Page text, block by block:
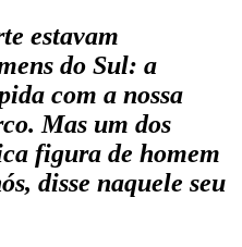
estavam
do Sul: a
com a nossa
Mas um dos
figura de homem
disse naquele seu